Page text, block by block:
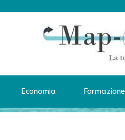
Economia Formazione